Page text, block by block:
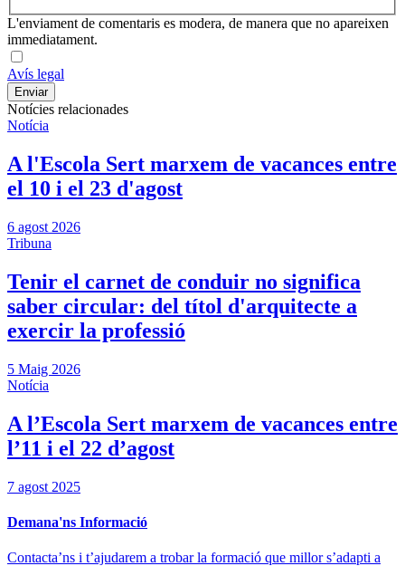
L'enviament de comentaris es modera, de manera que no apareixen
immediatament.
Avís legal
Notícies relacionades
Notícia
A l'Escola Sert marxem de vacances entre
el 10 i el 23 d'agost
6 agost 2026
Tribuna
Tenir el carnet de conduir no significa
saber circular: del títol d'arquitecte a
exercir la professió
5 Maig 2026
Notícia
A l’Escola Sert marxem de vacances entre
l’11 i el 22 d’agost
7 agost 2025
Demana'ns Informació
Contacta’ns i t’ajudarem a trobar la formació que millor s’adapti a